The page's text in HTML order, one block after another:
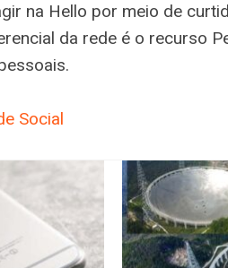
na Hello por meio de
da rede é o recurso
Social